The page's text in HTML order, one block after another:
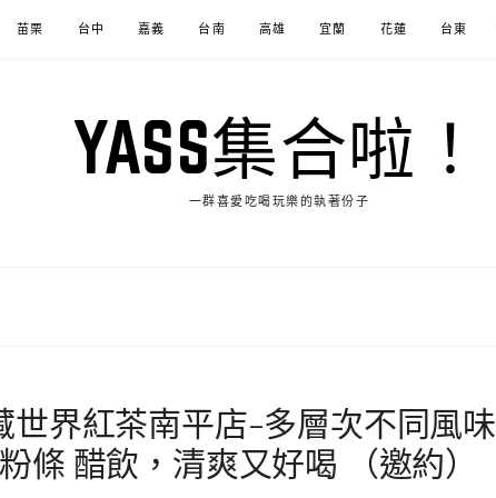
苗栗 台中 嘉義 台南 高雄 宜蘭 花蓮 台東
YASS集合啦！
一群喜愛吃喝玩樂的執著份子
界紅茶南平店-多層次不同風味
條 醋飲，清爽又好喝 （邀約）